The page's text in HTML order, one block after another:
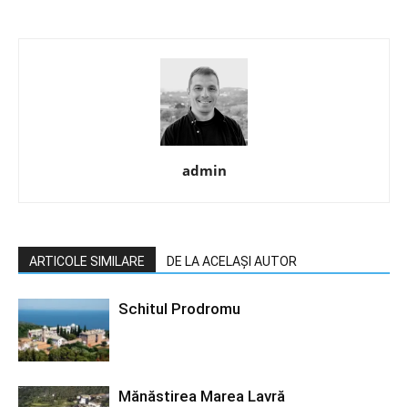
admin
ARTICOLE SIMILARE DE LA ACELAȘI AUTOR
Schitul Prodromu
Mănăstirea Marea Lavră